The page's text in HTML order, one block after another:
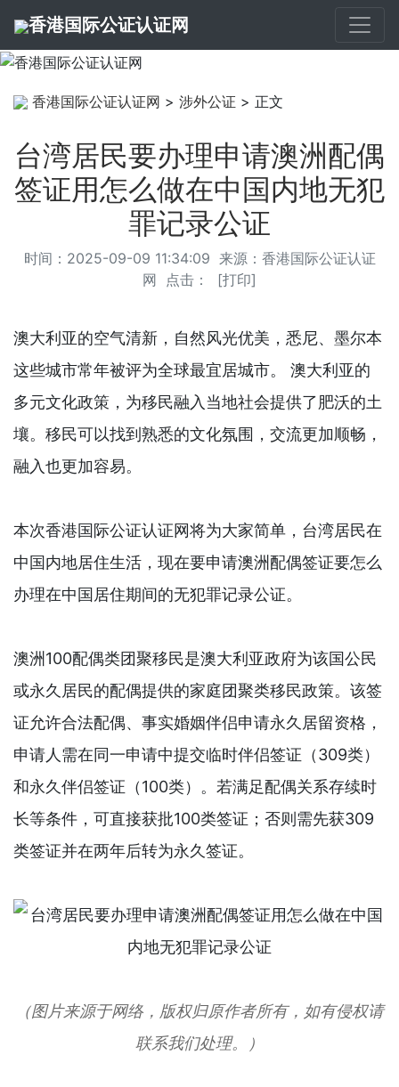
香港国际公证认证网
香港国际公证认证网 > 涉外公证 > 正文
台湾居民要办理申请澳洲配偶
签证用怎么做在中国内地无犯
罪记录公证
时间：2025-09-09 11:34:09 来源： 香港国际公证认证
网 点击： [打印]
澳大利亚的空气清新，自然风光优美，悉尼、墨尔本
这些城市常年被评为全球最宜居城市。 澳大利亚的
多元文化政策，为移民融入当地社会提供了肥沃的土
壤。移民可以找到熟悉的文化氛围，交流更加顺畅，
融入也更加容易。
本次香港国际公证认证网将为大家简单，台湾居民在
中国内地居住生活，现在要申请澳洲配偶签证要怎么
办理在中国居住期间的无犯罪记录公证。
澳洲100配偶类团聚移民是澳大利亚政府为该国公民
或永久居民的配偶提供的家庭团聚类移民政策。该签
证允许合法配偶、事实婚姻伴侣申请永久居留资格，
申请人需在同一申请中提交临时伴侣签证（309类）
和永久伴侣签证（100类）。若满足配偶关系存续时
长等条件，可直接获批100类签证；否则需先获309
类签证并在两年后转为永久签证。
（图片来源于网络，版权归原作者所有，如有侵权请
联系我们处理。）